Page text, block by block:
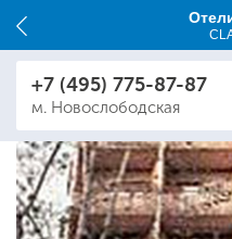
+7 (495) 775-87-87
м. Новослободская